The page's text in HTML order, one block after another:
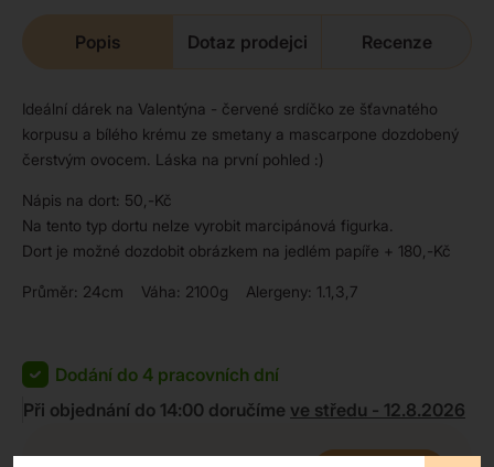
Popis Dotaz prodejci Recenze
Ideální dárek na Valentýna - červené srdíčko ze šťavnatého
korpusu a bílého krému ze smetany a mascarpone dozdobený
čerstvým ovocem. Láska na první pohled :)
Nápis na dort: 50,-Kč
Na tento typ dortu nelze vyrobit marcipánová figurka.
Dort je možné dozdobit obrázkem na jedlém papíře + 180,-Kč
Průměr: 24cm Váha: 2100g Alergeny: 1.1,3,7
Dodání do 4 pracovních dní
Při objednání do 14:00 doručíme ve středu - 12.8.2026